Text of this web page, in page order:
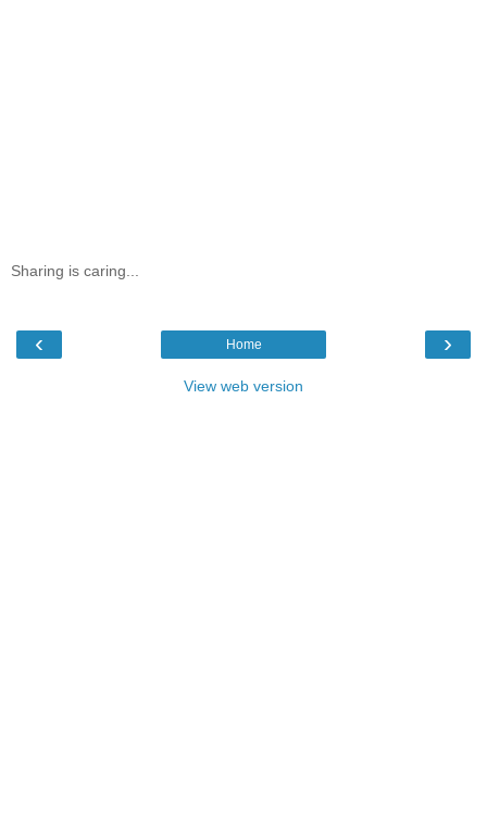
Sharing is caring...
‹ ›
Home
View web version